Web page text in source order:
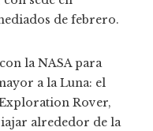
de febrero.
la NASA para
a la Luna: el
Rover,
alrededor de la